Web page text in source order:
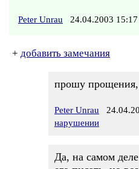
Peter Unrau 24.04.2003
+ добавить замечания
прошу прощения,
Peter Unrau
нарушении
Да, на самом